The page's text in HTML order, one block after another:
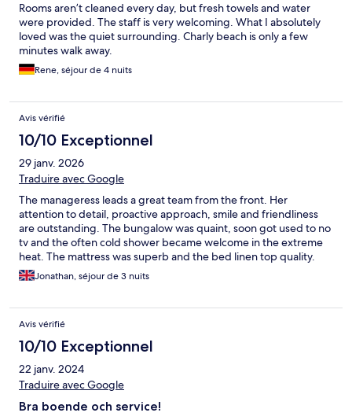
Rooms aren’t cleaned every day, but fresh towels and water
were provided. The staff is very welcoming. What I absolutely
loved was the quiet surrounding. Charly beach is only a few
minutes walk away.
Rene, séjour de 4 nuits
Avis vérifié
10/10 Exceptionnel
29 janv. 2026
Traduire avec Google
The manageress leads a great team from the front. Her
attention to detail, proactive approach, smile and friendliness
are outstanding. The bungalow was quaint, soon got used to no
tv and the often cold shower became welcome in the extreme
heat. The mattress was superb and the bed linen top quality.
The restaurant serves good quality fresh food. An enjoyable,
peaceful stay in a clean safe environment
Jonathan, séjour de 3 nuits
Avis vérifié
10/10 Exceptionnel
22 janv. 2024
Traduire avec Google
Bra boende och service!